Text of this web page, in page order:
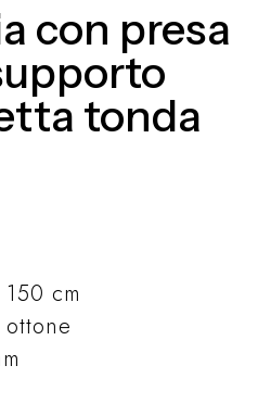
con presa
tonda
cm
ottone